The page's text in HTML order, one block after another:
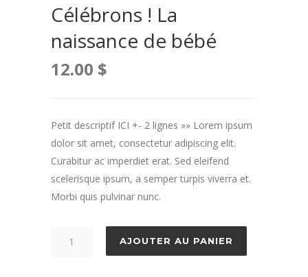
Célébrons ! La
naissance de bébé
12.00 $
Petit descriptif ICI +- 2 lignes »» Lorem ipsum
dolor sit amet, consectetur adipiscing elit.
Curabitur ac imperdiet erat. Sed eleifend
scelerisque ipsum, a semper turpis viverra et.
Morbi quis pulvinar nunc.
AJOUTER AU PANIER